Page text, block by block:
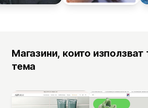
Магазини, които използват
тема